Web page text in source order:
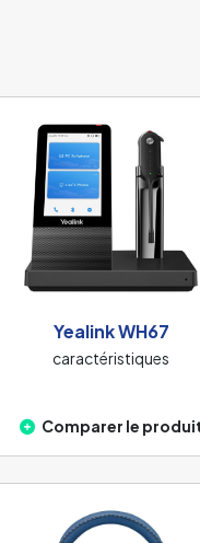
Yealink WH67
caractéristiques
Comparer le